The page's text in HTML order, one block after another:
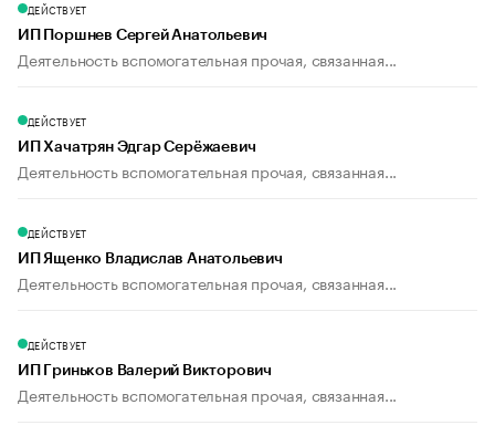
ДЕЙСТВУЕТ
ИП Поршнев Сергей Анатольевич
Деятельность вспомогательная прочая, связанная...
ДЕЙСТВУЕТ
ИП Хачатрян Эдгар Серёжаевич
Деятельность вспомогательная прочая, связанная...
ДЕЙСТВУЕТ
ИП Ященко Владислав Анатольевич
Деятельность вспомогательная прочая, связанная...
ДЕЙСТВУЕТ
ИП Гриньков Валерий Викторович
Деятельность вспомогательная прочая, связанная...